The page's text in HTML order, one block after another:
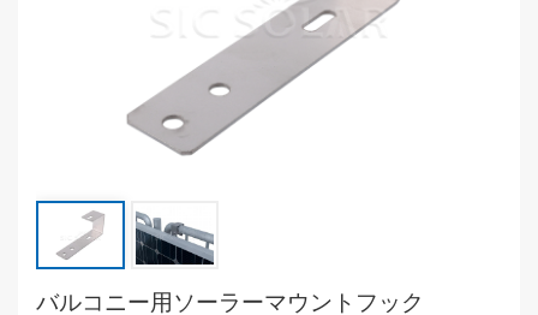
バルコニー用ソーラーマウントフック